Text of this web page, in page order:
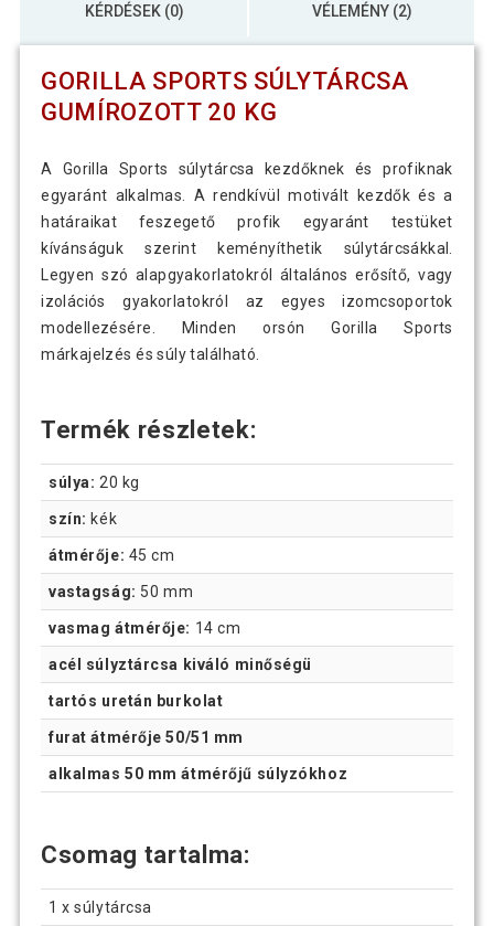
KÉRDÉSEK (0) VÉLEMÉNY (2)
GORILLA SPORTS SÚLYTÁRCSA
GUMÍROZOTT 20 KG
A Gorilla Sports súlytárcsa kezdőknek és profiknak
egyaránt alkalmas. A rendkívül motivált kezdők és a
határaikat feszegető profik egyaránt testüket
kívánságuk szerint keményíthetik súlytárcsákkal.
Legyen szó alapgyakorlatokról általános erősítő, vagy
izolációs gyakorlatokról az egyes izomcsoportok
modellezésére. Minden orsón Gorilla Sports
márkajelzés és súly található.
Termék részletek:
súlya: 20 kg
szín: kék
átmérője: 45 cm
vastagság: 50 mm
vasmag átmérője: 14 cm
acél súlyztárcsa kiváló minőségü
tartós uretán burkolat
furat átmérője 50/51 mm
alkalmas 50 mm átmérőjű súlyzókhoz
Csomag tartalma:
1 x súlytárcsa